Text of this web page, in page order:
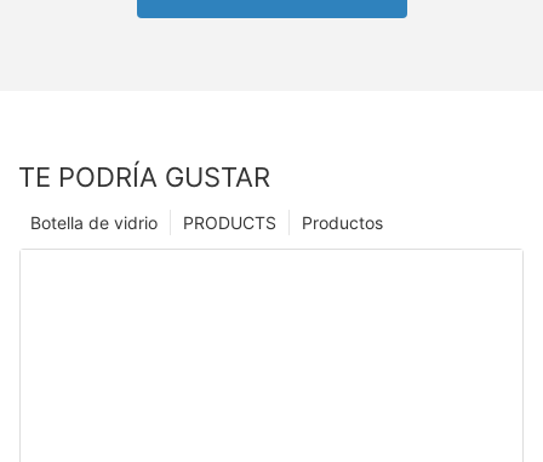
TE PODRÍA GUSTAR
Productos
PRODUCTS
Botella de vidrio